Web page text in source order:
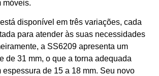
móveis.
disponível em três variações, cada
para atender às suas necessidades
a SS6209 apresenta um
de 31 mm, o que a torna adequada
espessura de 15 a 18 mm. Seu novo